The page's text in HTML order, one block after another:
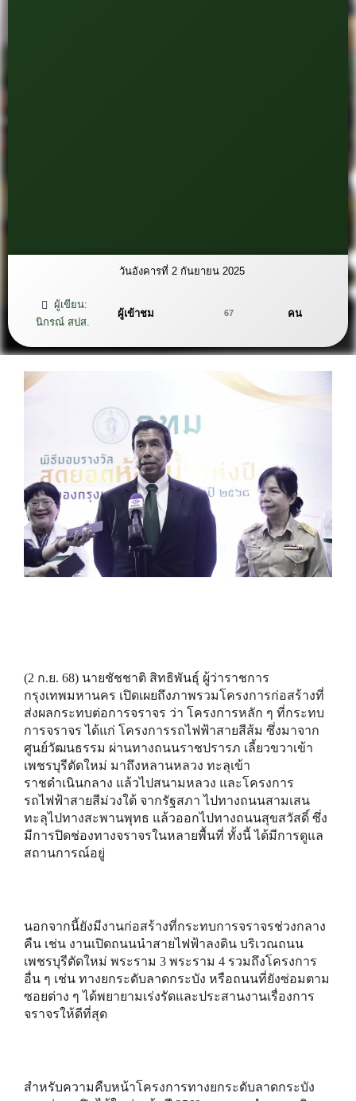
วันอังคารที่ 2 กันยายน 2025
ผู้เขียน:
นิกรณ์ สปส.
ผู้เข้าชม 67 คน
(2 ก.ย. 68) นายชัชชาติ สิทธิพันธุ์ ผู้ว่าราชการ
กรุงเทพมหานคร เปิดเผยถึงภาพรวมโครงการก่อสร้างที่
ส่งผลกระทบต่อการจราจร ว่า โครงการหลัก ๆ ที่กระทบ
การจราจร ได้แก่ โครงการรถไฟฟ้าสายสีส้ม ซึ่งมาจาก
ศูนย์วัฒนธรรม ผ่านทางถนนราชปรารภ เลี้ยวขวาเข้า
เพชรบุรีตัดใหม่ มาถึงหลานหลวง ทะลุเข้า
ราชดำเนินกลาง แล้วไปสนามหลวง และโครงการ
รถไฟฟ้าสายสีม่วงใต้ จากรัฐสภา ไปทางถนนสามเสน
ทะลุไปทางสะพานพุทธ แล้วออกไปทางถนนสุขสวัสดิ์ ซึ่ง
มีการปิดช่องทางจราจรในหลายพื้นที่ ทั้งนี้ ได้มีการดูแล
สถานการณ์อยู่
นอกจากนี้ยังมีงานก่อสร้างที่กระทบการจราจรช่วงกลาง
คืน เช่น งานเปิดถนนนำสายไฟฟ้าลงดิน บริเวณถนน
เพชรบุรีตัดใหม่ พระราม 3 พระราม 4 รวมถึงโครงการ
อื่น ๆ เช่น ทางยกระดับลาดกระบัง หรือถนนที่ยังซ่อมตาม
ซอยต่าง ๆ ได้พยายามเร่งรัดและประสานงานเรื่องการ
จราจรให้ดีที่สุด
สำหรับความคืบหน้าโครงการทางยกระดับลาดกระบัง